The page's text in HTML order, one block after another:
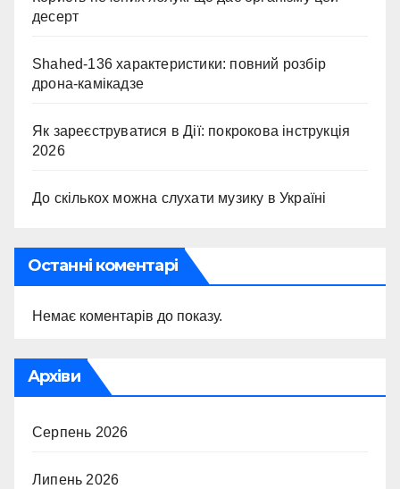
десерт
Shahed-136 характеристики: повний розбір
дрона-камікадзе
Як зареєструватися в Дії: покрокова інструкція
2026
До скількох можна слухати музику в Україні
Останні коментарі
Немає коментарів до показу.
Архіви
Серпень 2026
Липень 2026